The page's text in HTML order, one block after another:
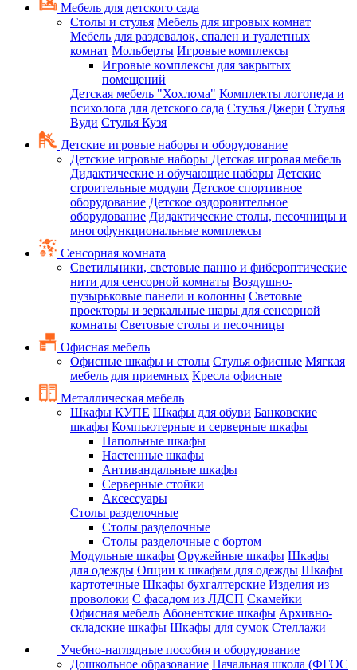
Мебель для детского сада
Столы и стулья Мебель для игровых комнат
Мебель для раздевалок, спален и туалетных
комнат Мольберты Игровые комплексы
Игровые комплексы для закрытых
помещений
Детская мебель "Хохлома" Комплекты логопеда и
психолога для детского сада Стулья Джери Стулья
Вуди Стулья Кузя
Детские игровые наборы и оборудование
Детские игровые наборы Детская игровая мебель
Дидактические и обучающие наборы Детские
строительные модули Детское спортивное
оборудование Детское оздоровительное
оборудование Дидактические столы, песочницы и
многофункциональные комплексы
Сенсорная комната
Светильники, световые панно и фибероптические
нити для сенсорной комнаты Воздушно-
пузырьковые панели и колонны Световые
проекторы и зеркальные шары для сенсорной
комнаты Световые столы и песочницы
Офисная мебель
Офисные шкафы и столы Стулья офисные Мягкая
мебель для приемных Кресла офисные
Металлическая мебель
Шкафы КУПЕ Шкафы для обуви Банковские
шкафы Компьютерные и серверные шкафы
Напольные шкафы
Настенные шкафы
Антивандальные шкафы
Серверные стойки
Аксессуары
Столы разделочные
Столы разделочные
Столы разделочные с бортом
Модульные шкафы Оружейные шкафы Шкафы
для одежды Опции к шкафам для одежды Шкафы
картотечные Шкафы бухгалтерские Изделия из
проволоки С фасадом из ЛДСП Скамейки
Офисная мебель Абонентские шкафы Архивно-
складские шкафы Шкафы для сумок Стеллажи
Учебно-наглядные пособия и оборудование
Дошкольное образование Начальная школа (ФГОС